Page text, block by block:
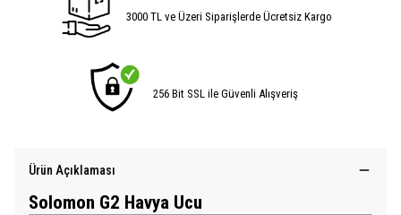
3000 TL ve Üzeri Siparişlerde Ücretsiz Kargo
256 Bit SSL ile Güvenli Alışveriş
Ürün Açıklaması
Solomon G2 Havya Ucu